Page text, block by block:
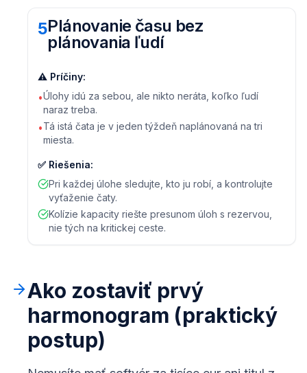
5Plánovanie času bez
plánovania ľudí
⚠️ Príčiny:
•Úlohy idú za sebou, ale nikto neráta, koľko ľudí
naraz treba.
•Tá istá čata je v jeden týždeň naplánovaná na tri
miesta.
✅ Riešenia:
Pri každej úlohe sledujte, kto ju robí, a kontrolujte
vyťaženie čaty.
Kolízie kapacity riešte presunom úloh s rezervou,
nie tých na kritickej ceste.
Ako zostaviť prvý
harmonogram (praktický
postup)